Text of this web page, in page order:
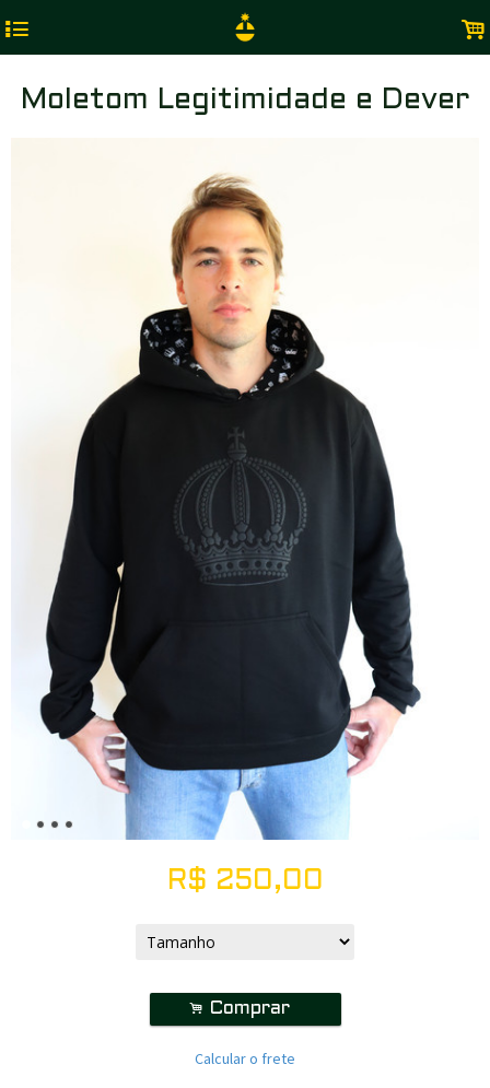
4 .
Moletom Legitimidade e Dever
R$ 250,00
. Comprar
Calcular o frete